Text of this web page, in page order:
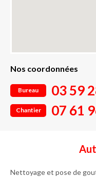
Nos coordonnées
Bureau 03 59
Chantier 07 61
Nettoyage et pose de